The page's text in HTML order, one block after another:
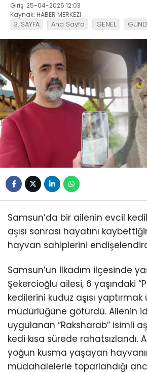
Giriş: 25-04-2026 12:03
Kaynak: HABER MERKEZI
3. SAYFA Ana Sayfa GENEL
Samsun’da bir ailenin evcil
aşısı sonrası hayatını
hayvan sahiplerini
Samsun’un İlkadım ilçesinde
Şekercioğlu ailesi, 6 yaşındaki
kedilerini kuduz aşısı yaptırmak
müdürlüğüne götürdü. Ailenin
uygulanan “Raksharab” isimli
kedi kısa sürede rahatsızlandı.
yoğun kusma yaşayan
müdahalelerle toparlandığı